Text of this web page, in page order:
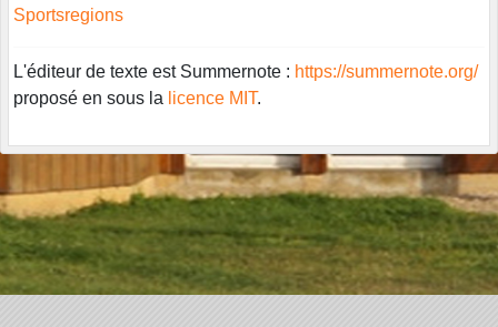
Sportsregions
L'éditeur de texte est Summernote : https://summernote.org/
proposé en sous la licence MIT.